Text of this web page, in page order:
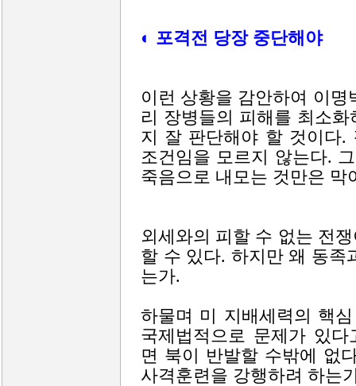
◐ 포격전 당장 중단해야
이런 상황을 감안하여 이
리 장병들의 피해를 최소
지 잘 판단해야 할 것이다.
조건임을 모르지 않는다.
죽음으로 내모는 것만은 막
외세와의 피할 수 없는 전
할 수 있다. 하지만 왜 동족
는가.
하물며 미 지배세력의 핵
국제법적으로 문제가 있
면 북이 반발할 수밖에 없
사격훈련을 강행하려 하는